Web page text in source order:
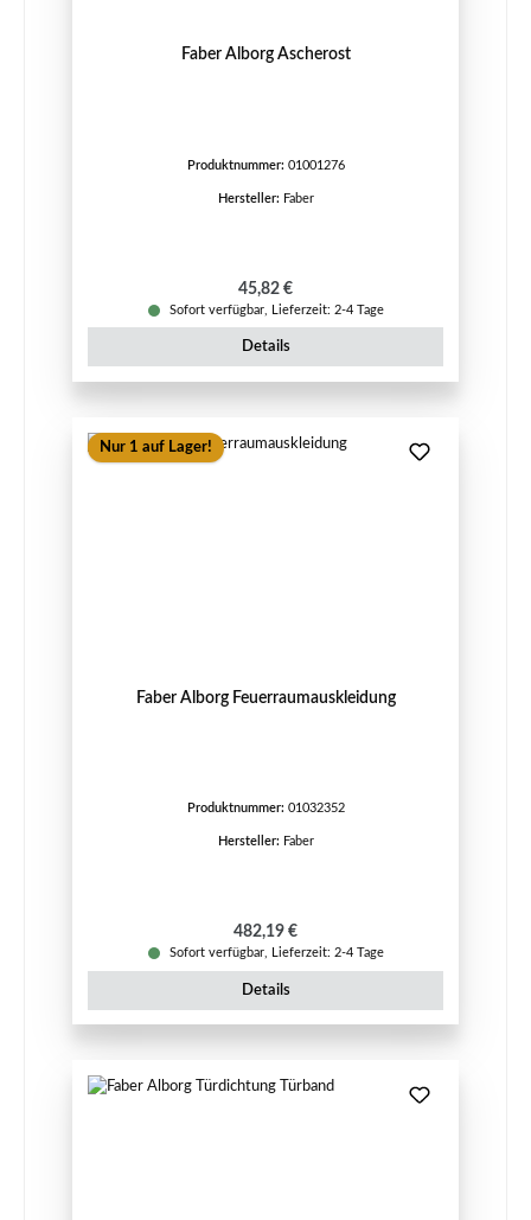
Faber Alborg Ascherost
Produktnummer: 01001276
Hersteller: Faber
Regulärer Preis:
45,82 €
Sofort verfügbar, Lieferzeit: 2-4 Tage
Details
Nur 1 auf Lager!
Faber Alborg Feuerraumauskleidung
Produktnummer: 01032352
Hersteller: Faber
Regulärer Preis:
482,19 €
Sofort verfügbar, Lieferzeit: 2-4 Tage
Details